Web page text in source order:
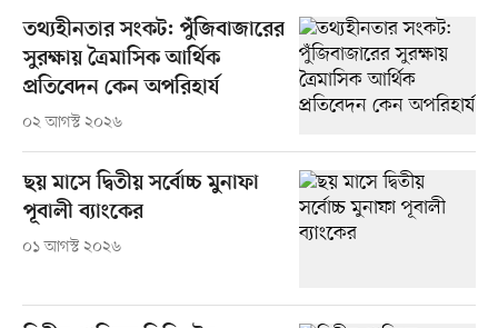
তথ্যহীনতার সংকট: পুঁজিবাজারের
সুরক্ষায় ত্রৈমাসিক আর্থিক
প্রতিবেদন কেন অপরিহার্য
০২ আগস্ট ২০২৬
ছয় মাসে দ্বিতীয় সর্বোচ্চ মুনাফা
পূবালী ব্যাংকের
০১ আগস্ট ২০২৬